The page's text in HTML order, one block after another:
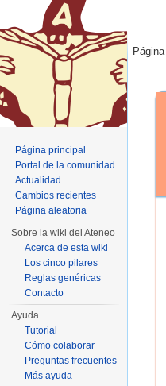
Página
Página principal
Portal de la comunidad
Actualidad
Cambios recientes
Página aleatoria
Sobre la wiki del Ateneo
Acerca de esta wiki
Los cinco pilares
Reglas genéricas
Contacto
Ayuda
Tutorial
Cómo colaborar
Preguntas frecuentes
Más ayuda